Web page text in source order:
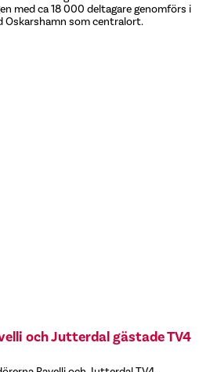
med ca 18 000 deltagare genomförs i
Oskarshamn som centralort.
och Jutterdal gästade TV4